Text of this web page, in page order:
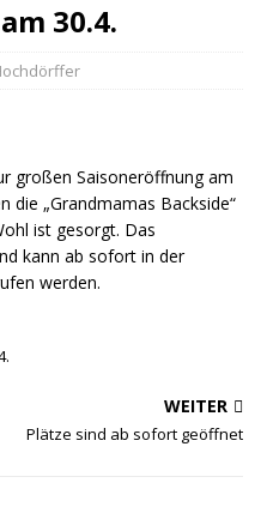
30.4.
großen Saisoneröffnung am
die „Grandmamas Backside“
ist gesorgt. Das
kann ab sofort in der
werden.
WEITER
Plätze sind ab sofort geöffnet